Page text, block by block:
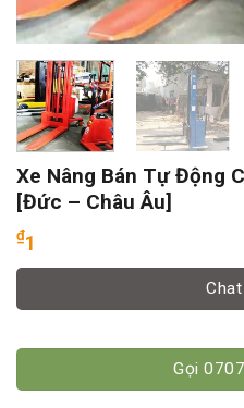
Xe Nâng Bán Tự Động
[Đức – Châu Âu]
₫1
Gọi